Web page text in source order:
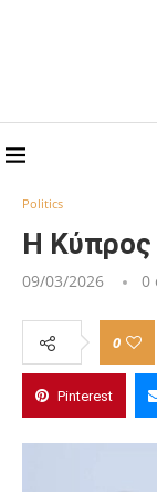
Home
Politics
Η Κύπρος
09/03/2026 0
0
Pinterest